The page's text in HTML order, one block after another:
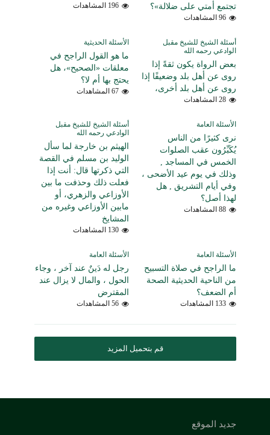
تجتمع أمتي على ضلالة»؟
96 المشاهدات
196 المشاهدات
أسئلة الشيخ للشيخ مقبل
الوادعي رحمه الله
بعض الرواة يكون ثقةً إذا
روى عن أهل بلد وضعيفًا إذا
روى عن أهل بلد أخرى،
28 المشاهدات
الأسئلة الحديثية
ما هو القول الراجح في
معلقات «الصحيح»، هل
يحتج بها أم لا؟
67 المشاهدات
الأسئلة العامة
نرى كثيرًا من الناس
يُكَبِّرُون عقب الصلوات
الخمس في المساجد ,
وذلك في يوم عيد الأضحى ،
وفي أيام التشريق , هل
لهذا أصل؟
88 المشاهدات
أسئلة الشيخ للشيخ مقبل
الوادعي رحمه الله
الهيثم بن خارجة لما سأل
الوليد بن مسلم في القصة
التي ذكرتها قال: أنت إذا
فعلت ذلك وحذفت ما بين
الأوزاعي والزهري، أو
مابين الأوزاعي وغيره من
المشايخ
130 المشاهدات
الأسئلة العامة
ما الراجح في صلاة التسبيح
من الناحية الحديثية الصحة
أم الضعف؟
133 المشاهدات
الأسئلة العامة
رجل له دَينٌ عند آخر ، وجاء
الحول ، والمال لا يزال عند
المقترض
56 المشاهدات
قم بتحميل المزيد
جديد الموقع